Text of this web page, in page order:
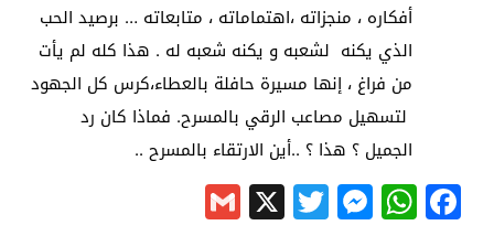
أفكاره ، منجزاته ،اهتماماته ، متابعاته … برصيد الحب
الذي يكنه لشعبه و يكنه شعبه له . هذا كله لم يأت
من فراغ ، إنها مسيرة حافلة بالعطاء،كرس كل الجهود
لتسهيل مصاعب الرقي بالمسرح. فماذا كان رد
الجميل ؟ هذا ؟ ..أين الارتقاء بالمسرح ..
Facebook
WhatsApp
Messenger
Twitter
X